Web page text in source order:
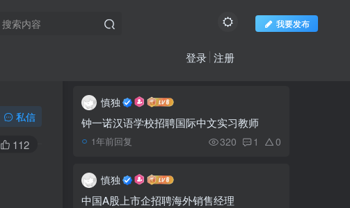
我要发布
登录 注册
私信
112
1 25名泰国人被驱逐出境
—味蕾与格调的双重盛宴
慎独
钟一诺汉语学校招聘国际中文实习教师
1年前回复 320 1 0
慎独
中国A股上市企招聘海外销售经理